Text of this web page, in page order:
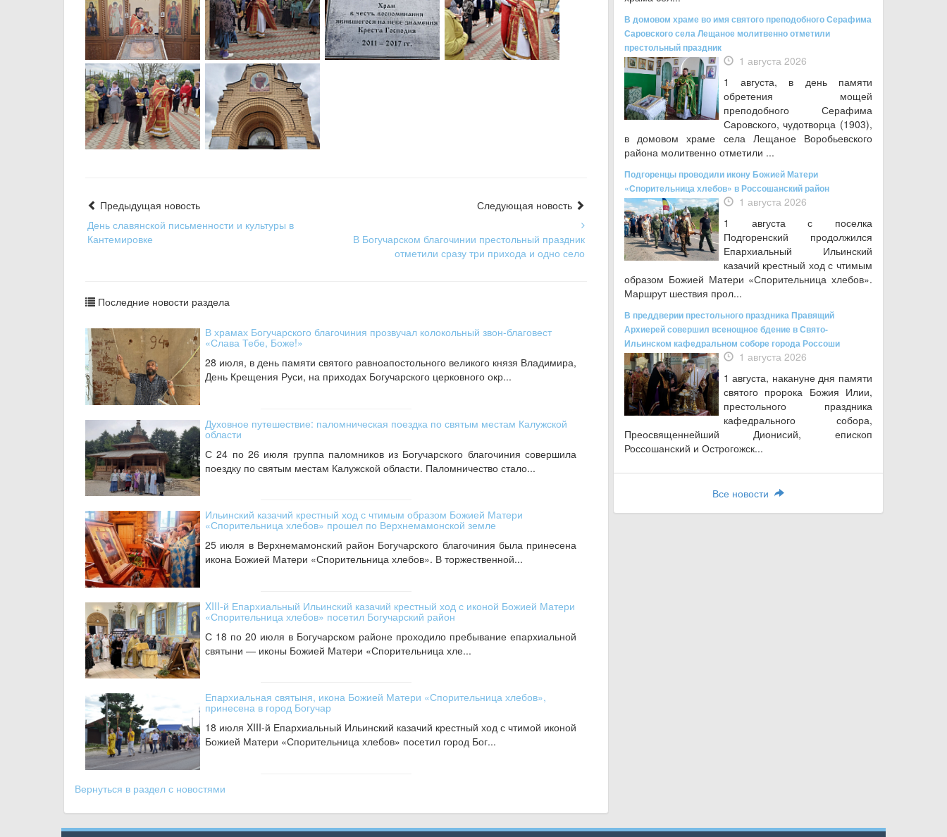
Предыдущая новость
День славянской письменности и культуры в
Кантемировке
Следующая новость
В Богучарском благочинии престольный праздник
отметили сразу три прихода и одно село
Последние новости раздела
В храмах Богучарского благочиния прозвучал колокольный звон-благовест
«Слава Тебе, Боже!»
28 июля, в день памяти святого равноапостольного великого князя Владимира,
День Крещения Руси, на приходах Богучарского церковного окр...
Духовное путешествие: паломническая поездка по святым местам Калужской
области
С 24 по 26 июля группа паломников из Богучарского благочиния совершила
поездку по святым местам Калужской области. Паломничество стало...
Ильинский казачий крестный ход с чтимым образом Божией Матери
«Спорительница хлебов» прошел по Верхнемамонской земле
25 июля в Верхнемамонский район Богучарского благочиния была принесена
икона Божией Матери «Спорительница хлебов». В торжественной...
XIII-й Епархиальный Ильинский казачий крестный ход с иконой Божией Матери
«Спорительница хлебов» посетил Богучарский район
С 18 по 20 июля в Богучарском районе проходило пребывание епархиальной
святыни — иконы Божией Матери «Спорительница хле...
Епархиальная святыня, икона Божией Матери «Спорительница хлебов»,
принесена в город Богучар
18 июля XIII-й Епархиальный Ильинский казачий крестный ход с чтимой иконой
Божией Матери «Спорительница хлебов» посетил город Бог...
Вернуться в раздел с новостями
В домовом храме во имя святого преподобного Серафима
Саровского села Лещаное молитвенно отметили
престольный праздник
1 августа 2026
1 августа, в день памяти
обретения мощей
преподобного Серафима
Саровского, чудотворца (1903),
в домовом храме села Лещаное Воробьевского
района молитвенно отметили ...
Подгоренцы проводили икону Божией Матери
«Спорительница хлебов» в Россошанский район
1 августа 2026
1 августа с поселка
Подгоренский продолжился
Епархиальный Ильинский
казачий крестный ход с чтимым
образом Божией Матери «Спорительница хлебов».
Маршрут шествия прол...
В преддверии престольного праздника Правящий
Архиерей совершил всенощное бдение в Свято-
Ильинском кафедральном соборе города Россоши
1 августа 2026
1 августа, накануне дня памяти
святого пророка Божия Илии,
престольного праздника
кафедрального собора,
Преосвященнейший Дионисий, епископ
Россошанский и Острогожск...
Все новости